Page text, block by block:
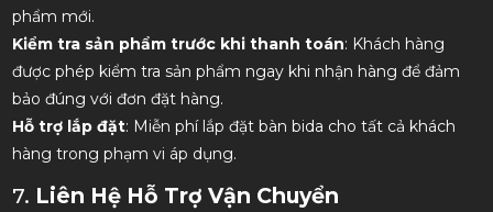
phẩm mới.
Kiểm tra sản phẩm trước khi thanh toán: Khách hàng
được phép kiểm tra sản phẩm ngay khi nhận hàng để đảm
bảo đúng với đơn đặt hàng.
Hỗ trợ lắp đặt: Miễn phí lắp đặt bàn bida cho tất cả khách
hàng trong phạm vi áp dụng.
7. Liên Hệ Hỗ Trợ Vận Chuyển